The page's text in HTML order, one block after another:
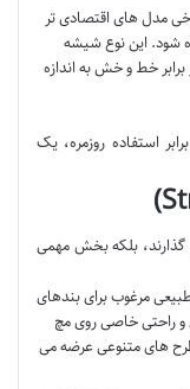
مدل های اقتصادی تر
شود. این نوع شیشه
برابر خط و خش به اندازه
استفاده روزمره، یک
گذارند، بلکه بخش مهمی
مرغوب برای بندهای
و راحتی خاصی روی مچ
های متنوعی عرضه می